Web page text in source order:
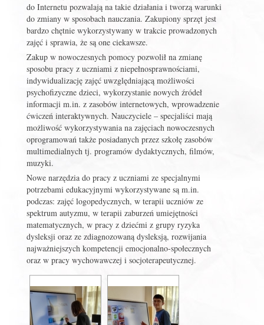
do Internetu pozwalają na takie działania i tworzą warunki
do zmiany w sposobach nauczania. Zakupiony sprzęt jest
bardzo chętnie wykorzystywany w trakcie prowadzonych
zajęć i sprawia, że są one ciekawsze.
Zakup w nowoczesnych pomocy pozwolił na zmianę
sposobu pracy z uczniami z niepełnosprawnościami,
indywidualizację zajęć uwzględniającą możliwości
psychofizyczne dzieci, wykorzystanie nowych źródeł
informacji m.in. z zasobów internetowych, wprowadzenie
ćwiczeń interaktywnych. Nauczyciele – specjaliści mają
możliwość wykorzystywania na zajęciach nowoczesnych
oprogramowań także posiadanych przez szkołę zasobów
multimedialnych tj. programów dydaktycznych, filmów,
muzyki.
Nowe narzędzia do pracy z uczniami ze specjalnymi
potrzebami edukacyjnymi wykorzystywane są m.in.
podczas: zajęć logopedycznych, w terapii uczniów ze
spektrum autyzmu, w terapii zaburzeń umiejętności
matematycznych, w pracy z dziećmi z grupy ryzyka
dysleksji oraz ze zdiagnozowaną dysleksją, rozwijania
najważniejszych kompetencji emocjonalno-społecznych
oraz w pracy wychowawczej i socjoterapeutycznej.